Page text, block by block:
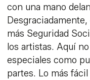
con una mano
más Seguridad
los artistas. Aquí
especiales como
partes. Lo más